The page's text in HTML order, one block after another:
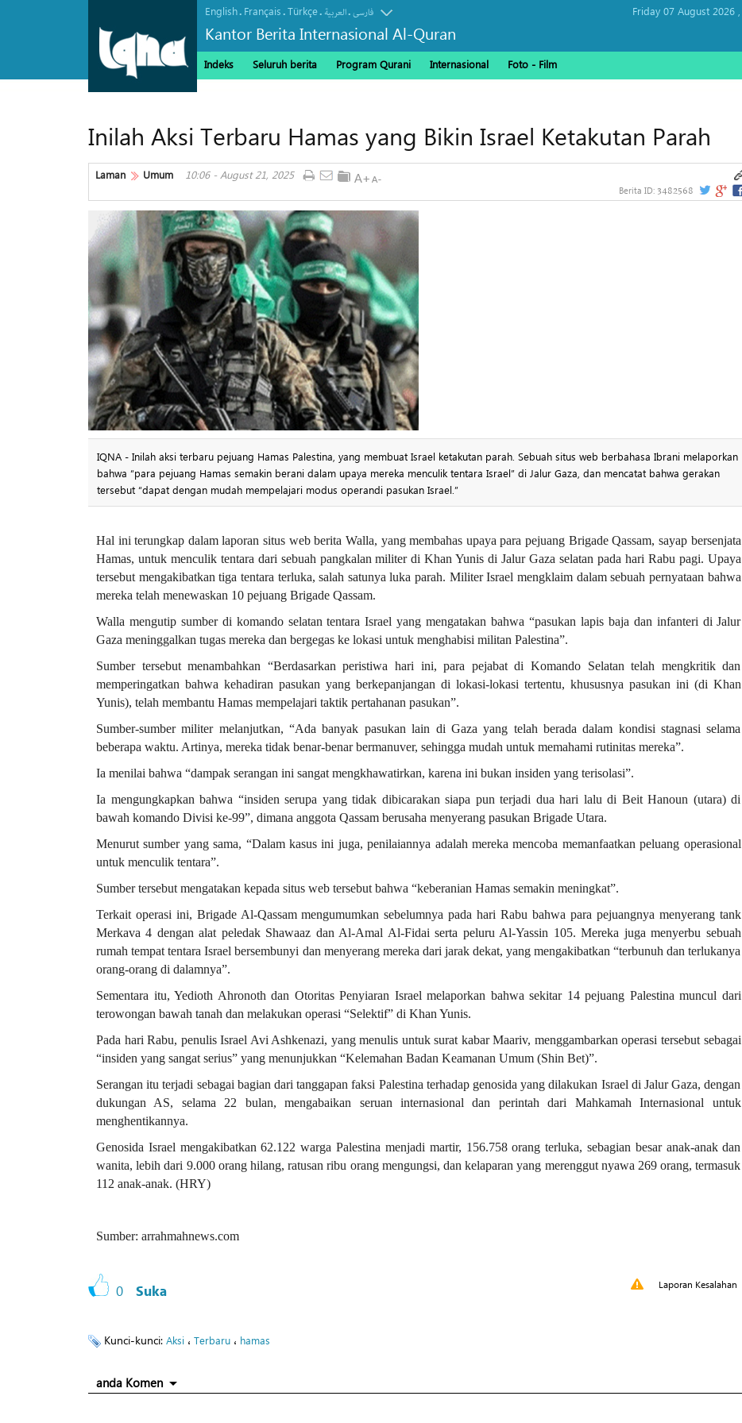
English. Français.Türkçe. العربیة.فارسی
Kantor Berita Internasional Al-Quran
Friday 07 August 2026 ,
Indeks Seluruh berita Program Qurani Internasional Foto - Film
Inilah Aksi Terbaru Hamas yang Bikin Israel Ketakutan Parah
Laman Umum 10:06 - August 21, 2025
Berita ID: 3482568
IQNA - Inilah aksi terbaru pejuang Hamas Palestina, yang membuat Israel ketakutan parah. Sebuah situs web berbahasa Ibrani melaporkan
bahwa “para pejuang Hamas semakin berani dalam upaya mereka menculik tentara Israel” di Jalur Gaza, dan mencatat bahwa gerakan
tersebut “dapat dengan mudah mempelajari modus operandi pasukan Israel.”
Hal ini terungkap dalam laporan situs web berita Walla, yang membahas upaya para pejuang Brigade Qassam, sayap bersenjata
Hamas, untuk menculik tentara dari sebuah pangkalan militer di Khan Yunis di Jalur Gaza selatan pada hari Rabu pagi. Upaya
tersebut mengakibatkan tiga tentara terluka, salah satunya luka parah. Militer Israel mengklaim dalam sebuah pernyataan bahwa
mereka telah menewaskan 10 pejuang Brigade Qassam.
Walla mengutip sumber di komando selatan tentara Israel yang mengatakan bahwa “pasukan lapis baja dan infanteri di Jalur
Gaza meninggalkan tugas mereka dan bergegas ke lokasi untuk menghabisi militan Palestina”.
Sumber tersebut menambahkan “Berdasarkan peristiwa hari ini, para pejabat di Komando Selatan telah mengkritik dan
memperingatkan bahwa kehadiran pasukan yang berkepanjangan di lokasi-lokasi tertentu, khususnya pasukan ini (di Khan
Yunis), telah membantu Hamas mempelajari taktik pertahanan pasukan”.
Sumber-sumber militer melanjutkan, “Ada banyak pasukan lain di Gaza yang telah berada dalam kondisi stagnasi selama
beberapa waktu. Artinya, mereka tidak benar-benar bermanuver, sehingga mudah untuk memahami rutinitas mereka”.
Ia menilai bahwa “dampak serangan ini sangat mengkhawatirkan, karena ini bukan insiden yang terisolasi”.
Ia mengungkapkan bahwa “insiden serupa yang tidak dibicarakan siapa pun terjadi dua hari lalu di Beit Hanoun (utara) di
bawah komando Divisi ke-99”, dimana anggota Qassam berusaha menyerang pasukan Brigade Utara.
Menurut sumber yang sama, “Dalam kasus ini juga, penilaiannya adalah mereka mencoba memanfaatkan peluang operasional
untuk menculik tentara”.
Sumber tersebut mengatakan kepada situs web tersebut bahwa “keberanian Hamas semakin meningkat”.
Terkait operasi ini, Brigade Al-Qassam mengumumkan sebelumnya pada hari Rabu bahwa para pejuangnya menyerang tank
Merkava 4 dengan alat peledak Shawaaz dan Al-Amal Al-Fidai serta peluru Al-Yassin 105. Mereka juga menyerbu sebuah
rumah tempat tentara Israel bersembunyi dan menyerang mereka dari jarak dekat, yang mengakibatkan “terbunuh dan terlukanya
orang-orang di dalamnya”.
Sementara itu, Yedioth Ahronoth dan Otoritas Penyiaran Israel melaporkan bahwa sekitar 14 pejuang Palestina muncul dari
terowongan bawah tanah dan melakukan operasi “Selektif” di Khan Yunis.
Pada hari Rabu, penulis Israel Avi Ashkenazi, yang menulis untuk surat kabar Maariv, menggambarkan operasi tersebut sebagai
“insiden yang sangat serius” yang menunjukkan “Kelemahan Badan Keamanan Umum (Shin Bet)”.
Serangan itu terjadi sebagai bagian dari tanggapan faksi Palestina terhadap genosida yang dilakukan Israel di Jalur Gaza, dengan
dukungan AS, selama 22 bulan, mengabaikan seruan internasional dan perintah dari Mahkamah Internasional untuk
menghentikannya.
Genosida Israel mengakibatkan 62.122 warga Palestina menjadi martir, 156.758 orang terluka, sebagian besar anak-anak dan
wanita, lebih dari 9.000 orang hilang, ratusan ribu orang mengungsi, dan kelaparan yang merenggut nyawa 269 orang, termasuk
112 anak-anak. (HRY)
Sumber: arrahmahnews.com
0 Suka Laporan Kesalahan
Kunci-kunci: Aksi ، Terbaru ، hamas
anda Komen